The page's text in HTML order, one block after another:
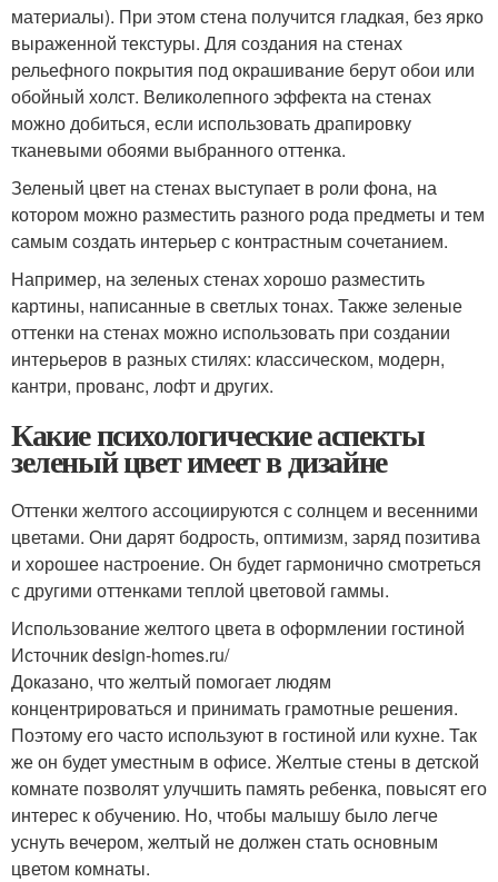
материалы). При этом стена получится гладкая, без ярко
выраженной текстуры. Для создания на стенах
рельефного покрытия под окрашивание берут обои или
обойный холст. Великолепного эффекта на стенах
можно добиться, если использовать драпировку
тканевыми обоями выбранного оттенка.
Зеленый цвет на стенах выступает в роли фона, на
котором можно разместить разного рода предметы и тем
самым создать интерьер с контрастным сочетанием.
Например, на зеленых стенах хорошо разместить
картины, написанные в светлых тонах. Также зеленые
оттенки на стенах можно использовать при создании
интерьеров в разных стилях: классическом, модерн,
кантри, прованс, лофт и других.
Какие психологические аспекты
зеленый цвет имеет в дизайне
Оттенки желтого ассоциируются с солнцем и весенними
цветами. Они дарят бодрость, оптимизм, заряд позитива
и хорошее настроение. Он будет гармонично смотреться
с другими оттенками теплой цветовой гаммы.
Использование желтого цвета в оформлении гостиной
Источник design-homes.ru/
Доказано, что желтый помогает людям
концентрироваться и принимать грамотные решения.
Поэтому его часто используют в гостиной или кухне. Так
же он будет уместным в офисе. Желтые стены в детской
комнате позволят улучшить память ребенка, повысят его
интерес к обучению. Но, чтобы малышу было легче
уснуть вечером, желтый не должен стать основным
цветом комнаты.